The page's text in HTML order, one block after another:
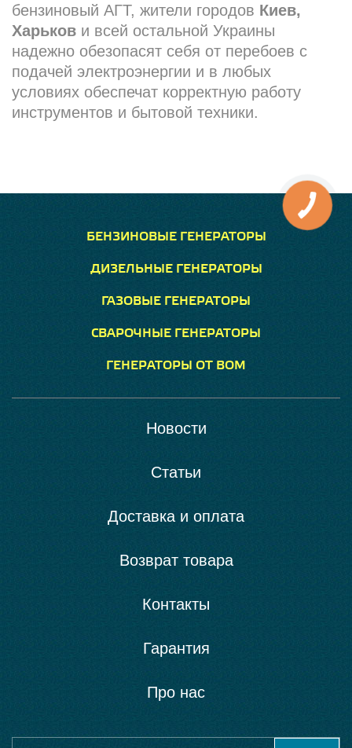
бензиновый АГТ, жители городов Киев,
Харьков и всей остальной Украины
надежно обезопасят себя от перебоев с
подачей электроэнергии и в любых
условиях обеспечат корректную работу
инструментов и бытовой техники.
БЕНЗИНОВЫЕ ГЕНЕРАТОРЫ
ДИЗЕЛЬНЫЕ ГЕНЕРАТОРЫ
ГАЗОВЫЕ ГЕНЕРАТОРЫ
СВАРОЧНЫЕ ГЕНЕРАТОРЫ
ГЕНЕРАТОРЫ ОТ ВОМ
Новости
Статьи
Доставка и оплата
Возврат товара
Контакты
Гарантия
Про нас